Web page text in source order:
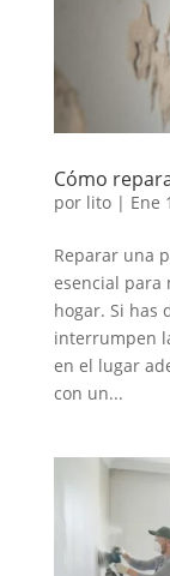
Cómo
por lito| Ene
Reparar una
esencial para
hogar. Si has
interrumpen
en el lugar
con un...